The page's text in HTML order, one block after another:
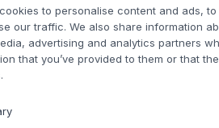
LED
CIRCA 9-21 GIORNI DI
5
869 €
to personalise content and ads,
our traffic. We also share information
advertising and analytics partners
that you’ve provided to them or that